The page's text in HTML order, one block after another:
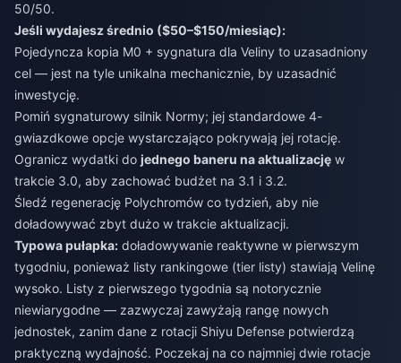
50/50.
Jeśli wydajesz średnio ($50–$150/miesiąc):
Pojedyncza kopia M0 + sygnatura dla Veliny to uzasadniony
cel — jest na tyle unikalna mechanicznie, by uzasadnić
inwestycję.
Pomiń sygnaturowy silnik Normy; jej standardowe 4-
gwiazdkowe opcje wystarczająco pokrywają jej rotację.
Ogranicz wydatki do jednego baneru na aktualizację w
trakcie 3.0, aby zachować budżet na 3.1 i 3.2.
Śledź regenerację Polychromów co tydzień, aby nie
doładowywać zbyt dużo w trakcie aktualizacji.
Typowa pułapka: doładowywanie reaktywne w pierwszym
tygodniu, ponieważ listy rankingowe (tier listy) stawiają Velinę
wysoko. Listy z pierwszego tygodnia są notorycznie
niewiarygodne — zazwyczaj zawyżają rangę nowych
jednostek, zanim dane z rotacji Shiyu Defense potwierdzą
praktyczną wydajność. Poczekaj na co najmniej dwie rotacje